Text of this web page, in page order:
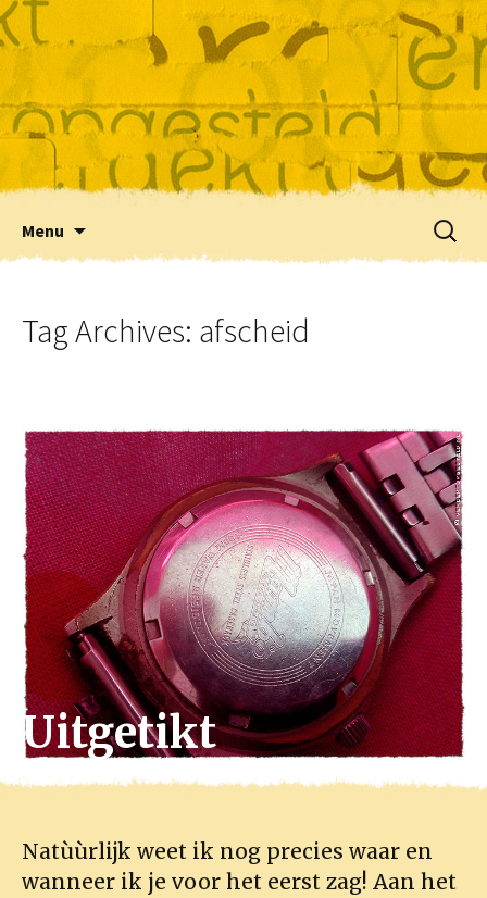
Menu
naar:
Tag Archives: afscheid
Uitgetikt
Natùùrlijk weet ik nog precies waar en
wanneer ik je voor het eerst zag! Aan het